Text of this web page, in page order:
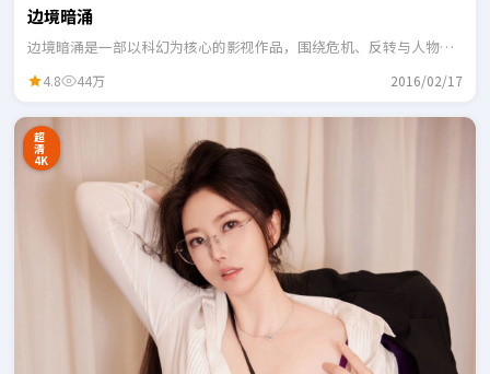
边境暗涌
边境暗涌是一部以科幻为核心的影视作品，围绕危机、反转与人物成
4.8 44万 2016/02/17
超
清
4K